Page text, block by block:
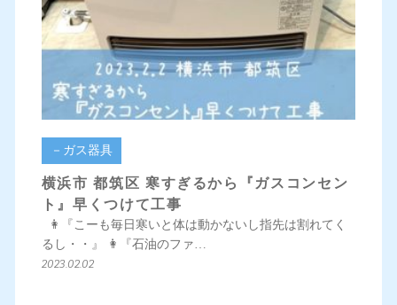
－ガス器具
横浜市 都筑区 寒すぎるから『ガスコンセン
ト』早くつけて工事
👩『こーも毎日寒いと体は動かないし指先は割れてく
るし・・』 👩『石油のファ…
2023.02.02